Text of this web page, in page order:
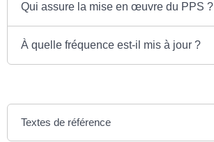
Qui assure la mise en œuvre du PPS ?
À quelle fréquence est-il mis à jour ?
Textes de référence